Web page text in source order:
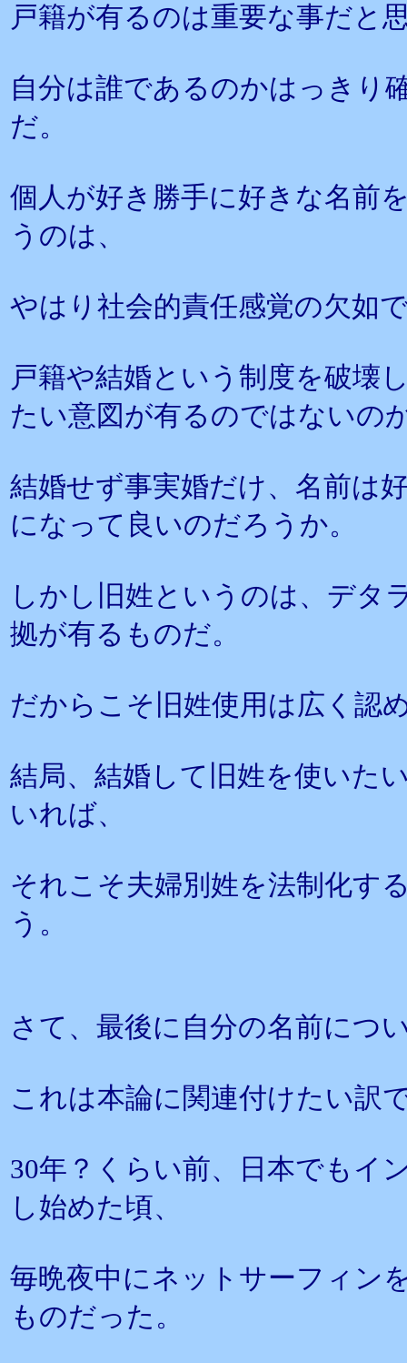
戸籍が有るのは重要な事だと
自分は誰であるのかはっきり
だ。
個人が好き勝手に好きな名前
うのは、
やはり社会的責任感覚の欠如
戸籍や結婚という制度を破壊
たい意図が有るのではないの
結婚せず事実婚だけ、名前は
になって良いのだろうか。
しかし旧姓というのは、デタ
拠が有るものだ。
だからこそ旧姓使用は広く認
結局、結婚して旧姓を使いた
いれば、
それこそ夫婦別姓を法制化す
う。
さて、最後に自分の名前につ
これは本論に関連付けたい訳
30年？くらい前、日本でもイ
し始めた頃、
毎晩夜中にネットサーフィン
ものだった。